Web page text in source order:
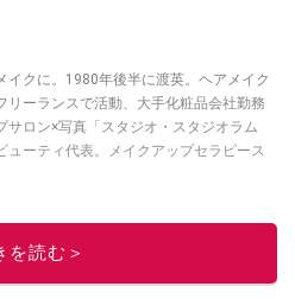
イクに。1980年後半に渡英。ヘアメイク
リーランスで活動、大手化粧品会社勤務
サロン×写真「スタジオ・スタジオラム
ューティ代表。メイクアップセラピース
を読む＞